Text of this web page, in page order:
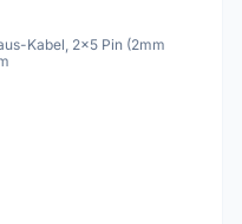
Kabel, 2x5 Pin (2mm